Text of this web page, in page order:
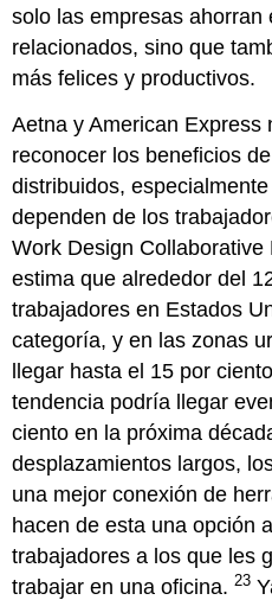
solo las empresas
relacionados, sino que
más felices y productivos.
Aetna y American Express
reconocer los beneficios
distribuidos,
dependen de los
Work Design
estima que alrededor del
trabajadores en Estados
categoría, y en las zonas
llegar hasta el 15 por
tendencia podría llegar
ciento en la próxima
desplazamientos largos,
una mejor conexión de
hacen de esta una opción
trabajadores a los que les
trabajar en una oficina.23